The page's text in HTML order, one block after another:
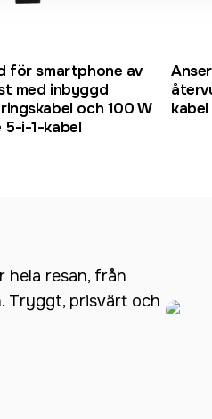
för smartphone av
med inbyggd
och 100 W
5-i-1-kabel
hela resan, från
Tryggt, prisvärt och